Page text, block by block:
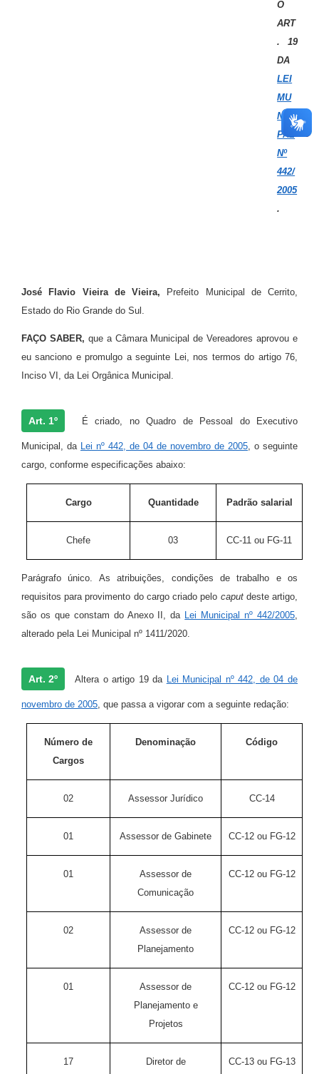
O
ART
. 19
DA
LEI
MU
NICI
PAL
Nº
442/
2005
.
José Flavio Vieira de Vieira,
Prefeito Municipal de Cerrito,
Estado do Rio Grande do Sul.
FAÇO SABER, que a Câmara Municipal de Vereadores aprovou e
eu sanciono e promulgo a seguinte Lei, nos termos do artigo 76,
Inciso VI, da Lei Orgânica Municipal.
Art. 1º É criado, no Quadro de Pessoal do Executivo
Municipal, da Lei nº 442, de 04 de novembro de 2005 , o seguinte
cargo, conforme especificações abaixo:
Cargo Quantidade Padrão salarial
Chefe 03 CC-11 ou FG-11
Parágrafo único. As atribuições, condições de trabalho e os
requisitos para provimento do cargo criado pelo caput deste artigo,
são os que constam do Anexo II, da
Lei Municipal nº 442/2005
alterado pela Lei Municipal nº 1411/2020.
Art. 2º Altera o artigo 19 da Lei Municipal nº 442, de 04 de
novembro de 2005 , que passa a vigorar com a seguinte redação:
Número de
Cargos
Denominação Código
02 Assessor Jurídico CC-14
01 Assessor de Gabinete CC-12 ou FG-12
01
Assessor de
Comunicação
CC-12 ou FG-12
02
Assessor de
Planejamento
CC-12 ou FG-12
01
Assessor de
Planejamento e
Projetos
CC-12 ou FG-12
17 Diretor de CC-13 ou FG-13